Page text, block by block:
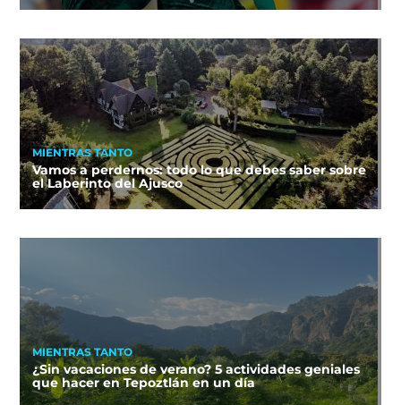
MIENTRAS TANTO
Vamos a perdernos: todo lo que debes saber sobre
el Laberinto del Ajusco
MIENTRAS TANTO
¿Sin vacaciones de verano? 5 actividades geniales
que hacer en Tepoztlán en un día